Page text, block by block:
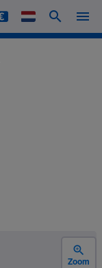
search menu
zoom_in
Zoom